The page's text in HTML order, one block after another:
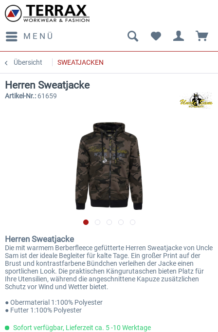
MENÜ
Übersicht SWEATJACKEN
Herren Sweatjacke
Artikel-Nr.: 61659
Herren Sweatjacke
Die mit warmem Berberfleece gefütterte Herren Sweatjacke von Uncle
Sam ist der ideale Begleiter für kalte Tage. Ein großer Print auf der
Brust und kontrastfarbene Bündchen verleihen der Jacke einen
sportlichen Look. Die praktischen Kängurutaschen bieten Platz für
Ihre Utensilien, während die angeschnittene Kapuze zusätzlichen
Schutz vor Wind und Wetter bietet.
● Obermaterial 1:100% Polyester
● Futter 1:100% Polyester
Sofort verfügbar, Lieferzeit ca. 5 -10 Werktage